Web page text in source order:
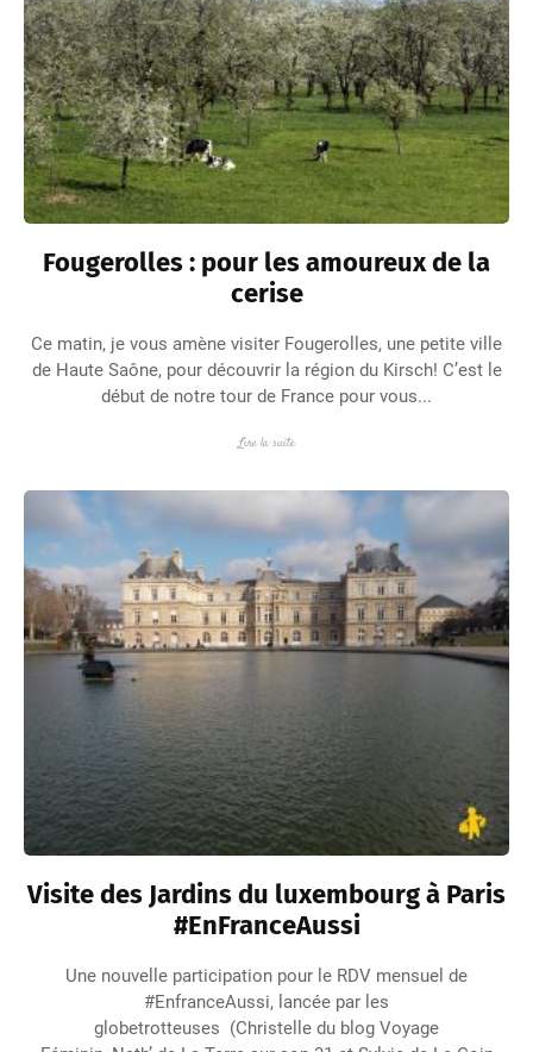
Fougerolles : pour les amoureux de la
cerise
Ce matin, je vous amène visiter Fougerolles, une petite ville
de Haute Saône, pour découvrir la région du Kirsch! C’est le
début de notre tour de France pour vous...
Lire la suite
Visite des Jardins du luxembourg à Paris
#EnFranceAussi
Une nouvelle participation pour le RDV mensuel de
#EnfranceAussi, lancée par les
globetrotteuses (Christelle du blog Voyage